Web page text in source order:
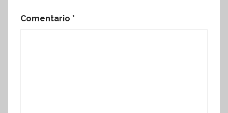
Comentario *